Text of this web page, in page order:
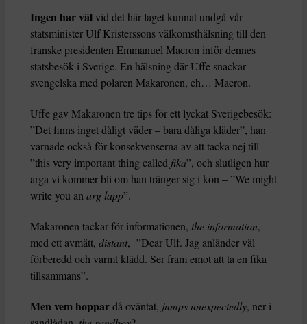
Ingen har väl vid det här laget kunnat undgå vår
statsminister Ulf Kristerssons välkomsthälsning till den
franske presidenten Emmanuel Macron inför dennes
statsbesök i Sverige. En hälsning där Uffe snackar
svengelska med polaren Makaronen, eh… Macron.
Uffe gav Makaronen tre tips för ett lyckat Sverigebesök:
”Det finns inget dåligt väder – bara dåliga kläder”, han
varnade också för konsekvenserna av att tacka nej till
”this very important thing called fika”, och slutligen hur
arga vi kommer bli om han tränger sig i kön – ”We might
write you an arg lapp”.
Makaronen tackar för informationen, the information,
med ett avmätt, distant, ”Dear Ulf. Jag anländer väl
förberedd och varmt klädd. Ser fram emot att ta en fika
tillsammans”.
Men vem hoppardå oväntat, jumps unexpectedly, ner i